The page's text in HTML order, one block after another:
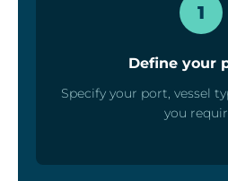
1
Define your
Specify your port, vessel
you